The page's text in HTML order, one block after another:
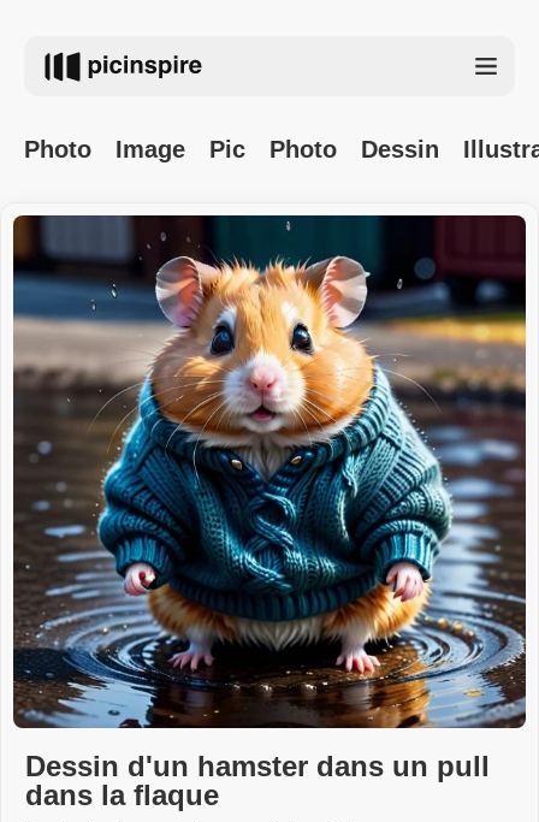
Photo Image Pic Photo Dessin
Dessin d'un hamster dans un pull
dans la flaque